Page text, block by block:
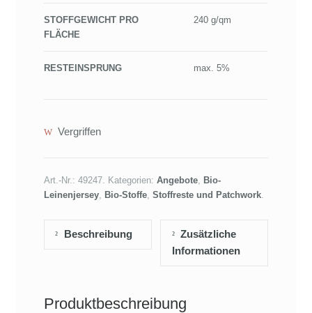
STOFFGEWICHT PRO
FLÄCHE
240 g/qm
RESTEINSPRUNG max. 5%
Vergriffen
Art.-Nr.:49247. Kategorien:Angebote, Bio-
Leinenjersey, Bio-Stoffe,Stoffreste und Patchwork.
Beschreibung
Zusätzliche
Informationen
Produktbeschreibung